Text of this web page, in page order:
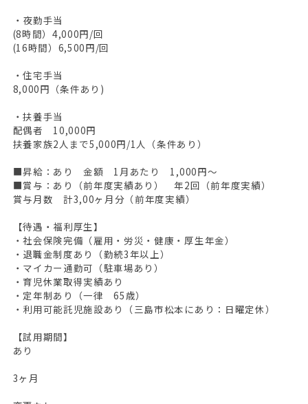
・夜勤手当
(8時間）4,000円/回
(16時間）6,500円/回
・住宅手当
8,000円（条件あり)
・扶養手当
配偶者 10,000円
扶養家族2人まで5,000円/1人（条件あり）
■昇給：あり 金額 1月あたり 1,000円～
■賞与：あり（前年度実績あり） 年2回（前年度実績）
賞与月数 計3,00ヶ月分（前年度実績）
【待遇・福利厚生】
・社会保険完備（雇用・労災・健康・厚生年金）
・退職金制度あり（勤続3年以上）
・マイカー通勤可（駐車場あり）
・育児休業取得実績あり
・定年制あり（一律 65歳）
・利用可能託児施設あり（三島市松本にあり：日曜定休）
【試用期間】
あり
3ヶ月